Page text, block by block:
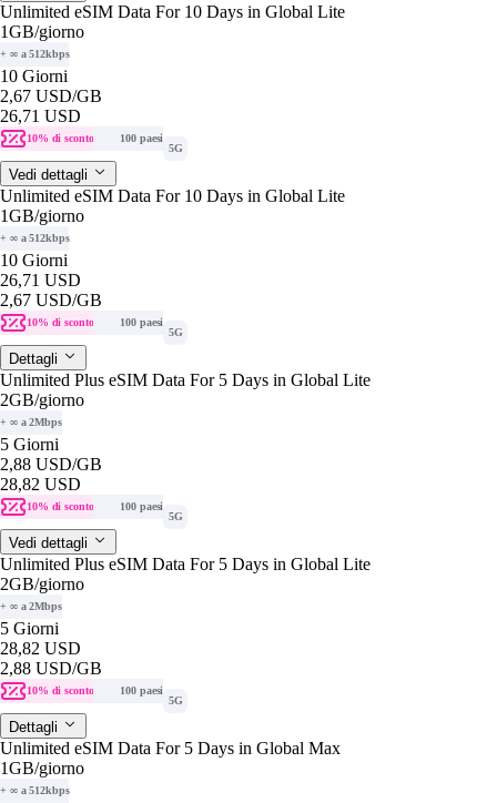
Unlimited eSIM Data For 10 Days in Global Lite
1GB/giorno
+ ∞ a 512kbps
10 Giorni
2,67 USD/GB
26,71 USD
10% di sconto
100 paesi
5G
Vedi dettagli
Unlimited eSIM Data For 10 Days in Global Lite
1GB/giorno
+ ∞ a 512kbps
10 Giorni
26,71 USD
2,67 USD/GB
10% di sconto
100 paesi
5G
Dettagli
Unlimited Plus eSIM Data For 5 Days in Global Lite
2GB/giorno
+ ∞ a 2Mbps
5 Giorni
2,88 USD/GB
28,82 USD
10% di sconto
100 paesi
5G
Vedi dettagli
Unlimited Plus eSIM Data For 5 Days in Global Lite
2GB/giorno
+ ∞ a 2Mbps
5 Giorni
28,82 USD
2,88 USD/GB
10% di sconto
100 paesi
5G
Dettagli
Unlimited eSIM Data For 5 Days in Global Max
1GB/giorno
+ ∞ a 512kbps